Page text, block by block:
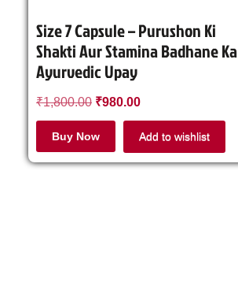
Size 7 Capsule – Purushon Ki
Shakti Aur Stamina Badhane Ka
Ayurvedic Upay
₹1,800.00 ₹980.00
Buy Now Add to wishlist